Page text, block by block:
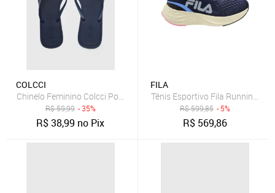
COLCCI
Chinelo Feminino Colcci Ponta Quadrada Azul Marinho
R$59,99 - 35%
R$38,99 no Pix
FILA
Tênis Esportivo Fila
R$599,85 - 5%
R$ 569,86